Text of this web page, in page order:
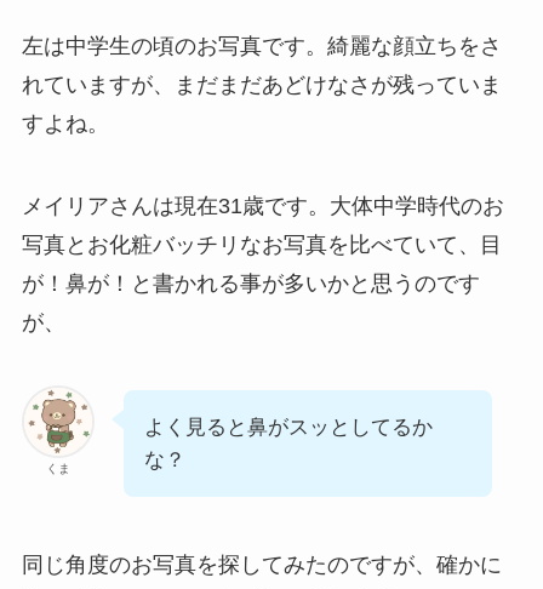
左は中学生の頃のお写真です。綺麗な顔立ちをさ
れていますが、まだまだあどけなさが残っていま
すよね。
メイリアさんは現在31歳です。大体中学時代のお
写真とお化粧バッチリなお写真を比べていて、目
が！鼻が！と書かれる事が多いかと思うのです
が、
くま
よく見ると鼻がスッとしてるか
な？
同じ角度のお写真を探してみたのですが、確かに